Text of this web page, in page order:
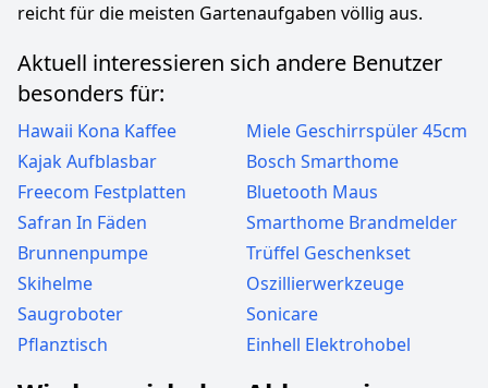
reicht für die meisten Gartenaufgaben völlig aus.
Aktuell interessieren sich andere Benutzer
besonders für:
Hawaii Kona Kaffee
Miele Geschirrspüler 45cm
Kajak Aufblasbar
Bosch Smarthome
Freecom Festplatten
Bluetooth Maus
Safran In Fäden
Smarthome Brandmelder
Brunnenpumpe
Trüffel Geschenkset
Skihelme
Oszillierwerkzeuge
Saugroboter
Sonicare
Pflanztisch
Einhell Elektrohobel